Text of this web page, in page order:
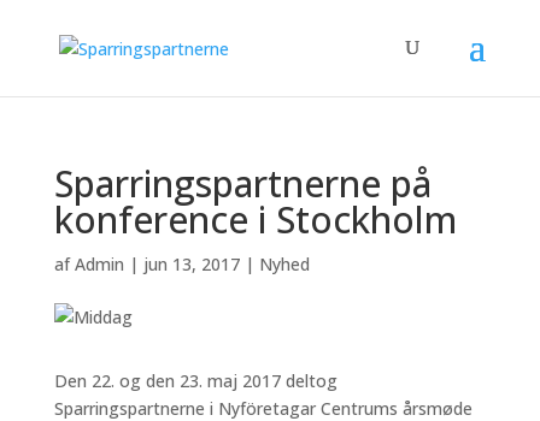
Sparringspartnerne på
konference i Stockholm
afAdmin | jun 13, 2017| Nyhed
Den 22. og den 23. maj 2017 deltog
Sparringspartnerne i Nyföretagar Centrums årsmøde